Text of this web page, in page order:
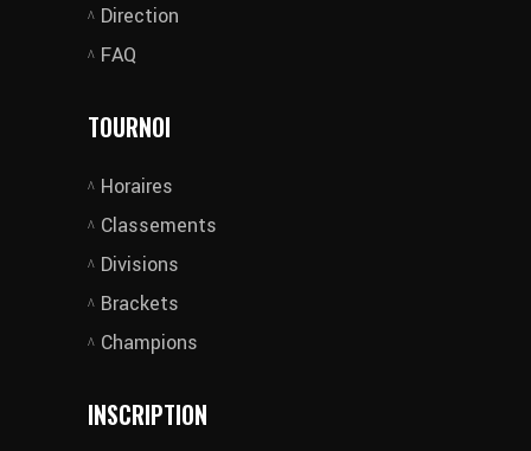
Direction
FAQ
TOURNOI
Horaires
Classements
Divisions
Brackets
Champions
INSCRIPTION